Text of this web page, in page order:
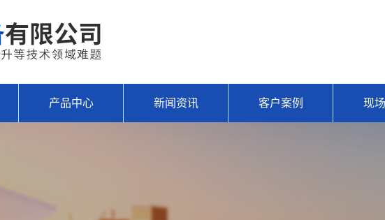
产品中心 新闻资讯 客户案例 现